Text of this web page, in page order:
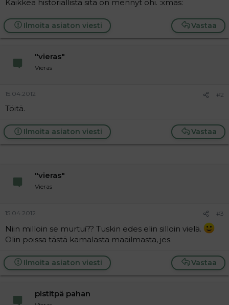
a
a
Kaikkea historiallista sitä on mennyt ohi. :xmas:
Vastaa
Ilmoita asiaton viesti
"vieras"
Vieras
15.04.2012 #2
Töitä.
Vastaa
Ilmoita asiaton viesti
"vieras"
Vieras
15.04.2012 #3
Niin milloin se murtui?? Tuskin edes elin silloin vielä.
Olin poissa tästä kamalasta maailmasta, jes.
Vastaa
Ilmoita asiaton viesti
pistitpä pahan